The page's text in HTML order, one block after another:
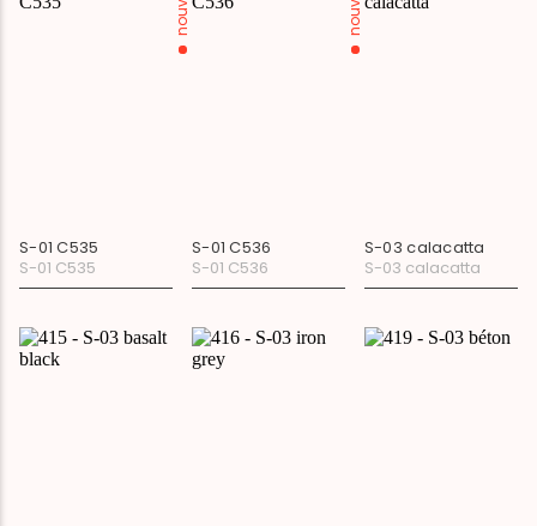
S-01 C535
S-01 C535
S-01 C536
S-01 C536
S-03 calacatta
S-03 calacatta